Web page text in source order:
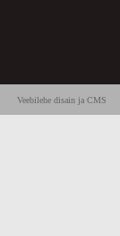
Veebilehe disain ja CMS